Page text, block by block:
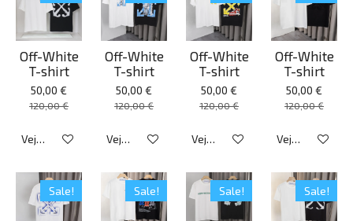
Off-White
T-shirt
50,00 €
120,00 €
Veja detalhes
Off-White
T-shirt
50,00 €
120,00 €
Veja detalhes
Off-White
T-shirt
50,00 €
120,00 €
Veja detalhes
Off-White
T-shirt
50,00 €
120,00 €
Veja detalhes
Sale! Sale! Sale! Sale!